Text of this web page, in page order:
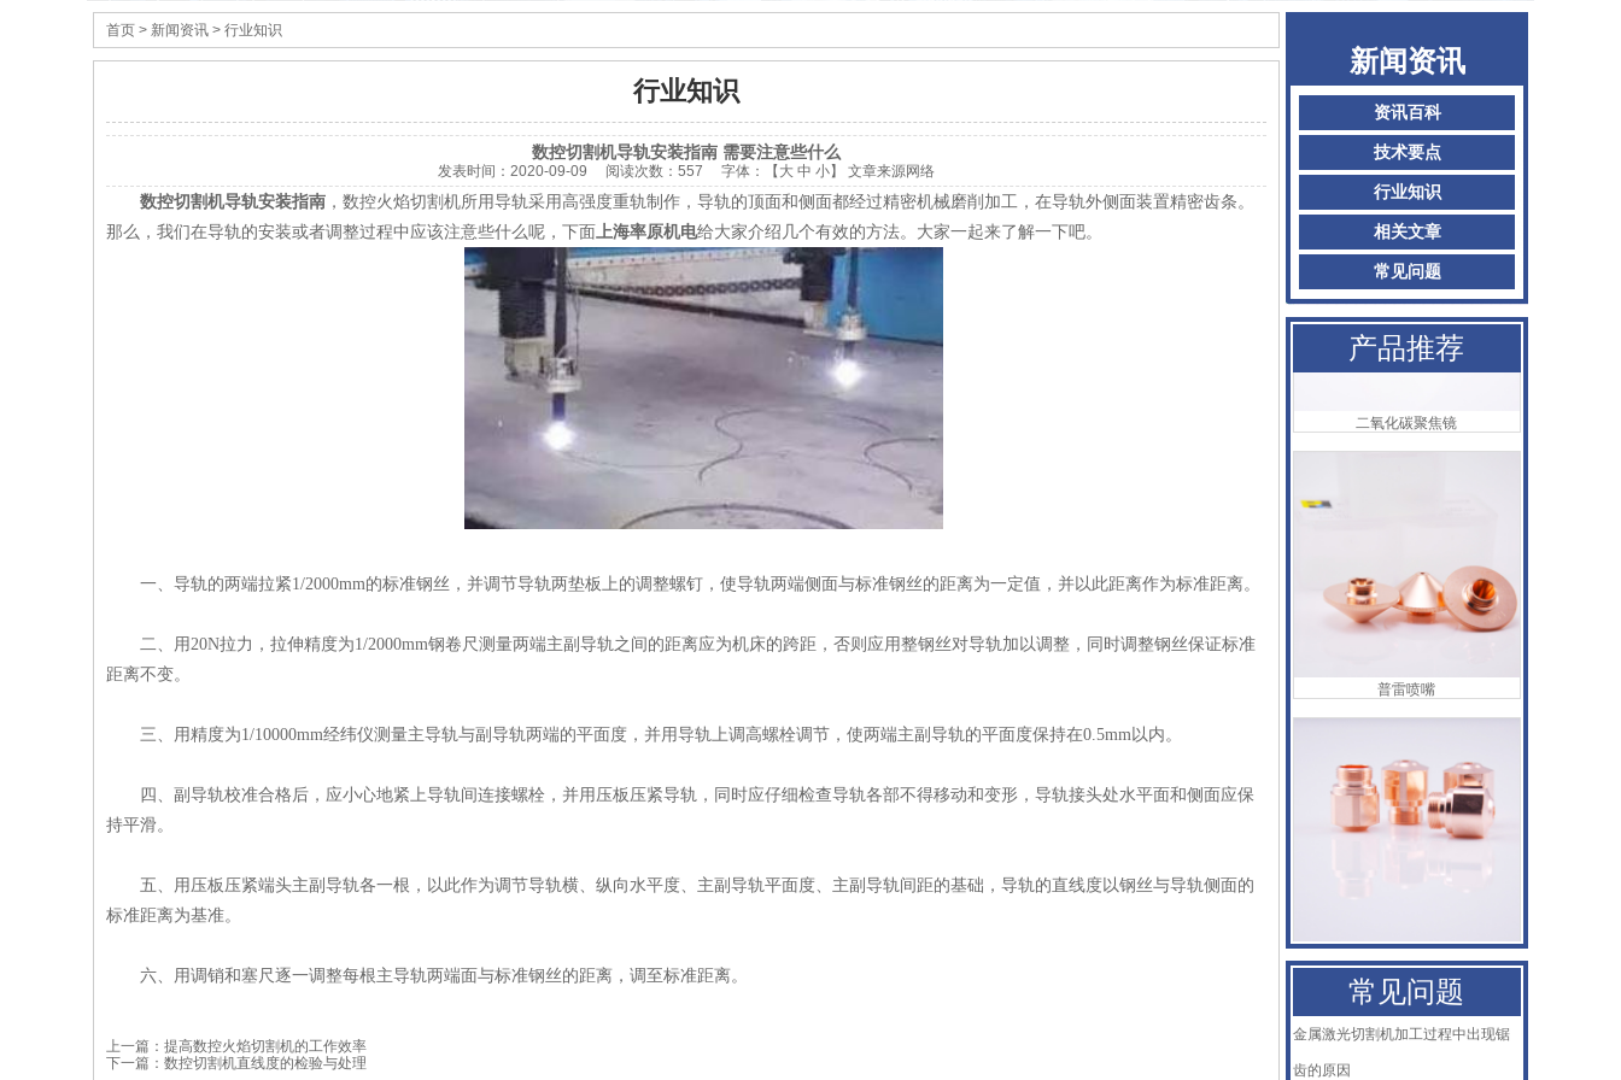
首页 > 新闻资讯 > 行业知识
行业知识
数控切割机导轨安装指南 需要注意些什么
发表时间： 2020-09-09 阅读次数： 557 字体：【 大 中 小】 文章来源网络
数控切割机导轨安装指南 ，数控火焰切割机所用导轨采用高强度重轨制作，导轨的顶面和侧面都经过精密机械磨削加工，在导轨外侧面装置精密齿条。
那么，我们在导轨的安装或者调整过程中应该注意些什么呢，下面上海率原机电给大家介绍几个有效的方法。大家一起来了解一下吧。
一、导轨的两端拉紧1/2000mm的标准钢丝，并调节导轨两垫板上的调整螺钉，使导轨两端侧面与标准钢丝的距离为一定值，并以此距离作为标准距离。
二、用20N拉力，拉伸精度为1/2000mm钢卷尺测量两端主副导轨之间的距离应为机床的跨距，否则应用整钢丝对导轨加以调整，同时调整钢丝保证标准
距离不变。
三、用精度为1/10000mm经纬仪测量主导轨与副导轨两端的平面度，并用导轨上调高螺栓调节，使两端主副导轨的平面度保持在0.5mm以内。
四、副导轨校准合格后，应小心地紧上导轨间连接螺栓，并用压板压紧导轨，同时应仔细检查导轨各部不得移动和变形，导轨接头处水平面和侧面应保
持平滑。
五、用压板压紧端头主副导轨各一根，以此作为调节导轨横、纵向水平度、主副导轨平面度、主副导轨间距的基础，导轨的直线度以钢丝与导轨侧面的
标准距离为基准。
六、用调销和塞尺逐一调整每根主导轨两端面与标准钢丝的距离，调至标准距离。
上一篇： 提高数控火焰切割机的工作效率
下一篇： 数控切割机直线度的检验与处理
新闻资讯
资讯百科
技术要点
行业知识
相关文章
常见问题
产品推荐
AMADA阿玛达喷嘴
常见问题
金属激光切割机加工过程中出现锯
齿的原因